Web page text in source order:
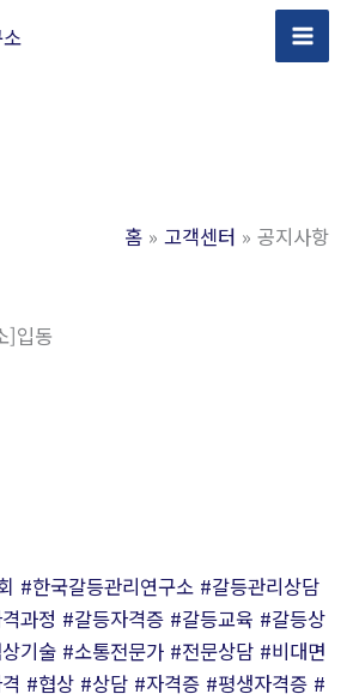
홈 고객센터 공지사항
]입동
#한국갈등관리연구소 #갈등관리상담
과정 #갈등자격증 #갈등교육 #갈등상
기술 #소통전문가 #전문상담 #비대면
#협상 #상담 #자격증 #평생자격증 #